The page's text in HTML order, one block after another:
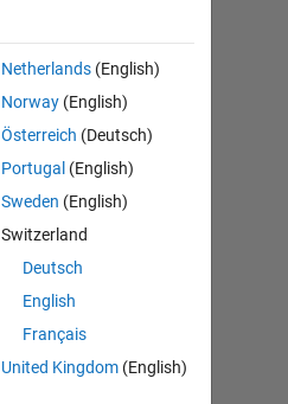
Netherlands (English)
Norway (English)
Österreich (Deutsch)
Portugal (English)
Sweden (English)
Switzerland
Deutsch
English
Français
United Kingdom (English)